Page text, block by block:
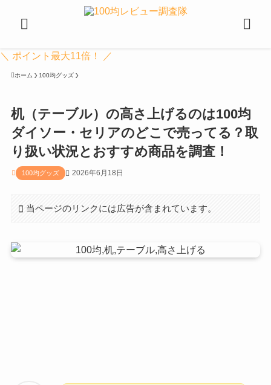
＼ ポイント最大11倍！ ／
ホーム 100均グッズ
机（テーブル）の高さ上げるのは100均
ダイソー・セリアのどこで売ってる？取
り扱い状況とおすすめ商品を調査！
100均グッズ 2026年6月18日
当ページのリンクには広告が含まれています。